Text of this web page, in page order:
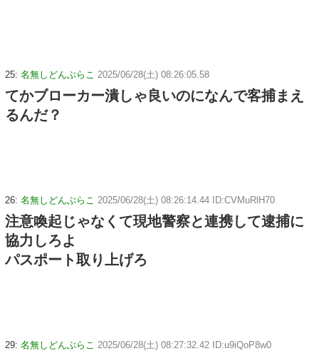
25: 名無しどんぶらこ 2025/06/28(土) 08:26:05.58
てかブローカー潰しゃ良いのになんで客捕まえ
るんだ？
26: 名無しどんぶらこ 2025/06/28(土) 08:26:14.44 ID:CVMuRlH70
注意喚起じゃなくて現地警察と連携して逮捕に
協力しろよ
パスポート取り上げろ
29: 名無しどんぶらこ 2025/06/28(土) 08:27:32.42 ID:u9iQoP8w0